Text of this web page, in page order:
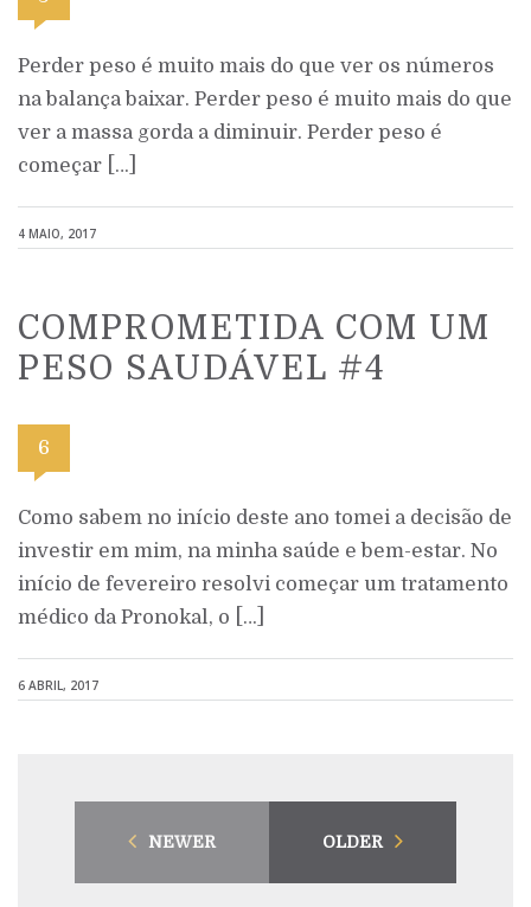
Perder peso é muito mais do que ver os números
na balança baixar. Perder peso é muito mais do que
ver a massa gorda a diminuir. Perder peso é
começar […]
4 MAIO, 2017
COMPROMETIDA COM UM
PESO SAUDÁVEL #4
6
Como sabem no início deste ano tomei a decisão de
investir em mim, na minha saúde e bem-estar. No
início de fevereiro resolvi começar um tratamento
médico da Pronokal, o […]
6 ABRIL, 2017
NEWER OLDER